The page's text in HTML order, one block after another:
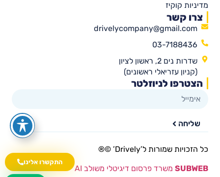
התקשרו אלינו
מדיניות קוקיז
צרו קשר
drivelycompany@gmail.com
03-7188436
שדרות נים 2, ראשון לציון
(קניון עזריאלי ראשונים)
הצטרפו לניוזלטר
שליחה
כל הזכויות שמורות ל’Drively’ ©®​
SUBWEB משרד פרסום דיגיטלי משולב AI